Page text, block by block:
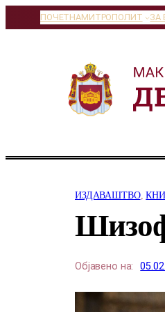
на
ПОЧЕТНАМИТРОПОЛИТ ЗА
ИЗДАВАШТВО,
Објавено на: